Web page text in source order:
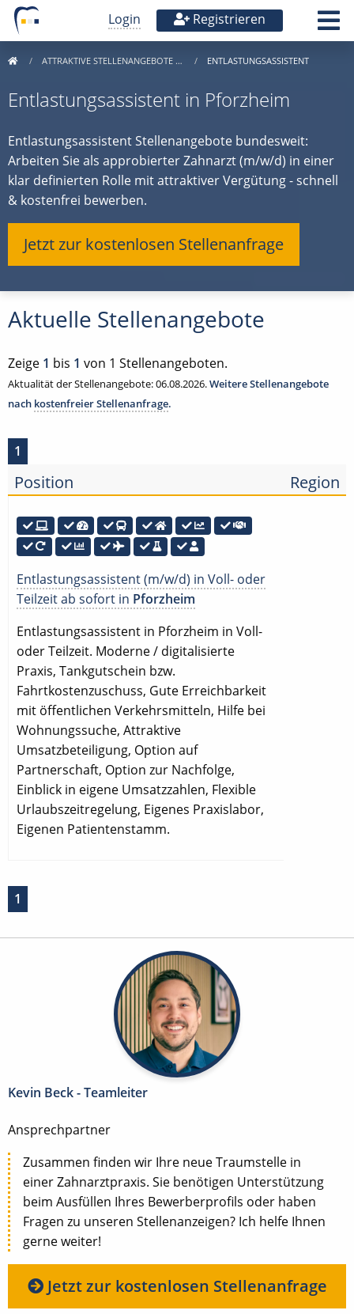
Login Registrieren
ATTRAKTIVE STELLENANGEBOTE … ENTLASTUNGSASSISTENT
Entlastungsassistent in Pforzheim
Entlastungsassistent Stellenangebote bundesweit:
Arbeiten Sie als approbierter Zahnarzt (m/w/d) in einer
klar definierten Rolle mit attraktiver Vergütung - schnell
& kostenfrei bewerben.
Jetzt zur kostenlosen Stellenanfrage
Aktuelle Stellenangebote
Zeige 1 bis 1 von 1 Stellenangeboten.
Aktualität der Stellenangebote: 06.08.2026.Weitere Stellenangebote
nach kostenfreier Stellenanfrage.
1
Position Region
Entlastungsassistent (m/w/d) in Voll- oder
Teilzeit ab sofort in Pforzheim
Entlastungsassistent in Pforzheim in Voll-
oder Teilzeit. Moderne / digitalisierte
Praxis, Tankgutschein bzw.
Fahrtkostenzuschuss, Gute Erreichbarkeit
mit öffentlichen Verkehrsmitteln, Hilfe bei
Wohnungssuche, Attraktive
Umsatzbeteiligung, Option auf
Partnerschaft, Option zur Nachfolge,
Einblick in eigene Umsatzzahlen, Flexible
Urlaubszeitregelung, Eigenes Praxislabor,
Eigenen Patientenstamm.
1
Kevin Beck - Teamleiter
Ansprechpartner
Zusammen finden wir Ihre neue Traumstelle in
einer Zahnarztpraxis. Sie benötigen Unterstützung
beim Ausfüllen Ihres Bewerberprofils oder haben
Fragen zu unseren Stellenanzeigen? Ich helfe Ihnen
gerne weiter!
Jetzt zur kostenlosen Stellenanfrage